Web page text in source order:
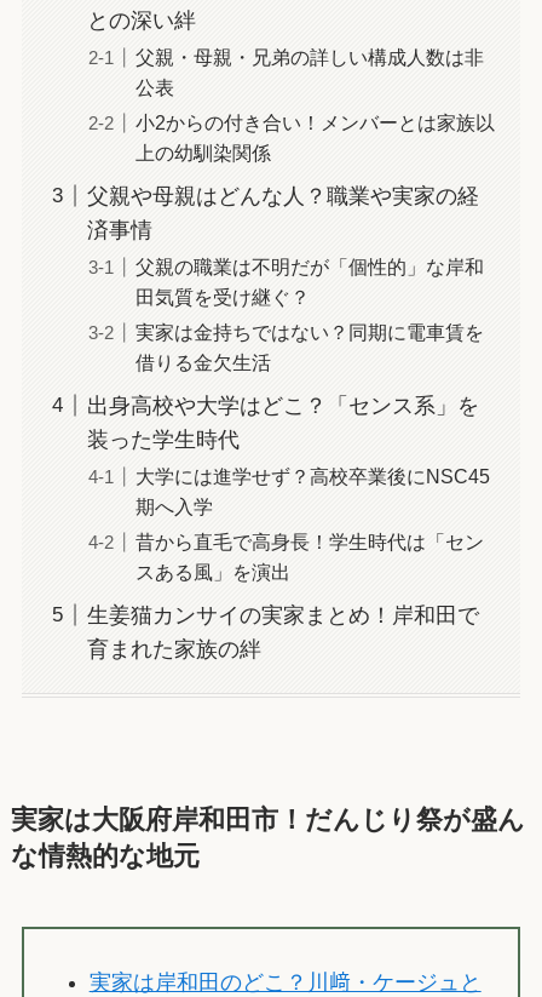
との深い絆
父親・母親・兄弟の詳しい構成人数は非
公表
小2からの付き合い！メンバーとは家族以
上の幼馴染関係
父親や母親はどんな人？職業や実家の経
済事情
父親の職業は不明だが「個性的」な岸和
田気質を受け継ぐ？
実家は金持ちではない？同期に電車賃を
借りる金欠生活
出身高校や大学はどこ？「センス系」を
装った学生時代
大学には進学せず？高校卒業後にNSC45
期へ入学
昔から直毛で高身長！学生時代は「セン
スある風」を演出
生姜猫カンサイの実家まとめ！岸和田で
育まれた家族の絆
実家は大阪府岸和田市！だんじり祭が盛ん
な情熱的な地元
実家は岸和田のどこ？川﨑・ケージュと